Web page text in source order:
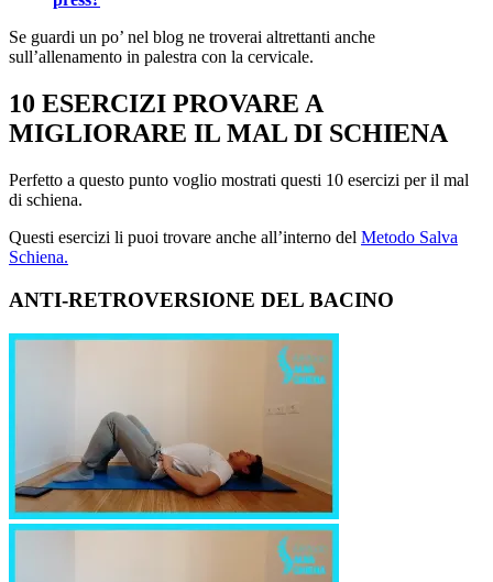
Se guardi un po’ nel blog ne troverai altrettanti anche
sull’allenamento in palestra con la cervicale.
10 ESERCIZI PROVARE A
MIGLIORARE IL MAL DI SCHIENA
Perfetto a questo punto voglio mostrati questi 10 esercizi per il mal
di schiena.
Questi esercizi li puoi trovare anche all’interno del Metodo Salva
Schiena.
ANTI-RETROVERSIONE DEL BACINO